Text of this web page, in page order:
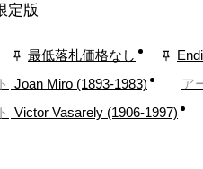
定版
最低落札価格なし
Joan Miro (1893-1983) ア
Victor Vasarely (1906-1997)